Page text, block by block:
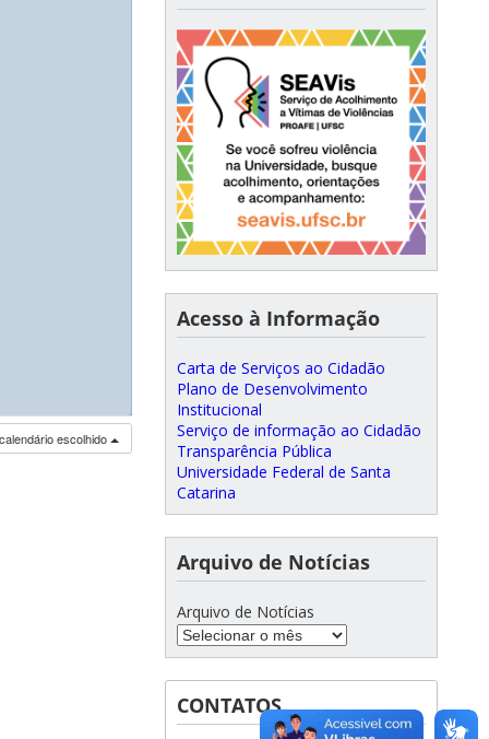
◢◢
escolhido
Acesso à Informação
Carta de Serviços ao Cidadão
Plano de Desenvolvimento
Institucional
Serviço de informação ao Cidadão
Transparência Pública
Universidade Federal de Santa
Catarina
Arquivo de Notícias
Arquivo de Notícias
CONTATOS